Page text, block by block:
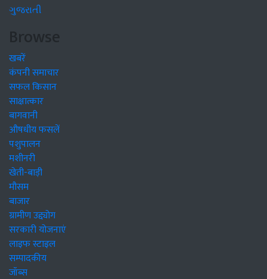
ગુજરાતી
Browse
खबरें
कंपनी समाचार
सफल किसान
साक्षात्कार
बागवानी
औषधीय फसलें
पशुपालन
मशीनरी
खेती-बाड़ी
मौसम
बाजार
ग्रामीण उद्द्योग
सरकारी योजनाएं
लाइफ स्टाइल
सम्पादकीय
जॉब्स